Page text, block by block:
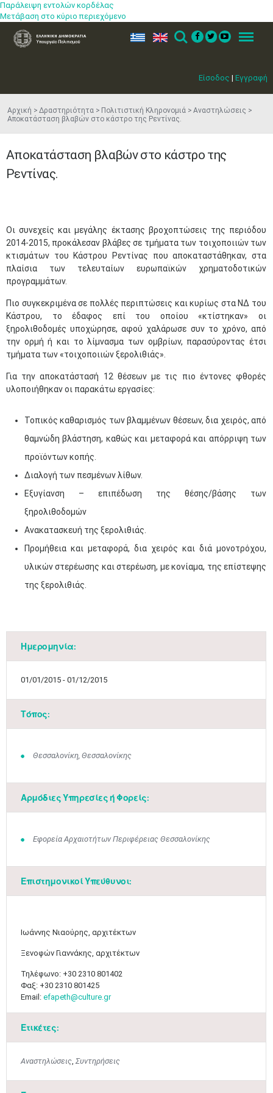
Παράλειψη εντολών κορδέλας
Μετάβαση στο κύριο περιεχόμενο
Είσοδος | Εγγραφή
ελ en Search Menu
Αρχική Δραστηριότητα Πολιτιστική Κληρονομιά
Αναστηλώσεις
Αποκατάσταση βλαβών στο κάστρο της Ρεντίνας.
Αποκατάσταση βλαβών στο κάστρο της
Ρεντίνας.
Οι συνεχείς και μεγάλης έκτασης βροχοπτώσεις της περιόδου
2014-2015, προκάλεσαν βλάβες σε τμήματα των τοιχοποιιών των
κτισμάτων του Κάστρου Ρεντίνας που αποκαταστάθηκαν, στα
πλαίσια των τελευταίων ευρωπαϊκών χρηματοδοτικών
προγραμμάτων.
Πιο συγκεκριμένα σε πολλές περιπτώσεις και κυρίως στα ΝΔ του
Κάστρου, το έδαφος επί του οποίου «κτίστηκαν» οι
ξηρολιθοδομές υποχώρησε, αφού χαλάρωσε συν το χρόνο, από
την ορμή ή και το λίμνασμα των ομβρίων, παρασύροντας έτσι
τμήματα των «τοιχοποιιών ξερολιθιάς».
Για την αποκατάστασή 12 θέσεων με τις πιο έντονες φθορές
υλοποιήθηκαν οι παρακάτω εργασίες:
Τοπικός καθαρισμός των βλαμμένων θέσεων, δια χειρός, από
θαμνώδη βλάστηση, καθώς και μεταφορά και απόρριψη των
προϊόντων κοπής.
Διαλογή των πεσμένων λίθων.
Εξυγίανση – επιπέδωση της θέσης/βάσης των
ξηρολιθοδομών
Ανακατασκευή της ξερολιθιάς.
Προμήθεια και μεταφορά, δια χειρός και διά μονοτρόχου,
υλικών στερέωσης και στερέωση, με κονίαμα, της επίστεψης
της ξερολιθιάς.
Ημερομηνία:
01/01/2015 - 01/12/2015
Τόπος:
Θεσσαλονίκη, Θεσσαλονίκης
Αρμόδιες Υπηρεσίες ή Φορείς:
Εφορεία Αρχαιοτήτων Περιφέρειας Θεσσαλονίκης
Επιστημονικοί Υπεύθυνοι:
​Ιωάννης Νιαούρης, αρχιτέκτων
Ξενοφών Γιαννάκης, αρχιτέκτων
Τηλέφωνο: +30 2310 801402
Φαξ: +30 2310 801425​
Email: efapeth@culture.gr
Ετικέτες:
Αναστηλώσεις, Συντηρήσεις
•
4
•
5
• • • • •
•
11
• • • • • •
•
18
• • • ••• ••• •••